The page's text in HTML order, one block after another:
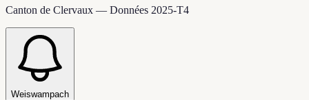
Canton de Clervaux — Données 2025-T4
Weiswampach